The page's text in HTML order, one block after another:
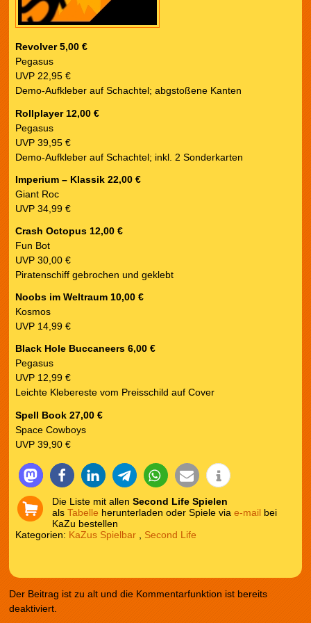
Revolver 5,00 €
Pegasus
UVP 22,95 €
Demo-Aufkleber auf Schachtel; abgstoßene Kanten
Rollplayer 12,00 €
Pegasus
UVP 39,95 €
Demo-Aufkleber auf Schachtel; inkl. 2 Sonderkarten
Imperium – Klassik 22,00 €
Giant Roc
UVP 34,99 €
Crash Octopus 12,00 €
Fun Bot
UVP 30,00 €
Piratenschiff gebrochen und geklebt
Noobs im Weltraum 10,00 €
Kosmos
UVP 14,99 €
Black Hole Buccaneers 6,00 €
Pegasus
UVP 12,99 €
Leichte Klebereste vom Preisschild auf Cover
Spell Book 27,00 €
Space Cowboys
UVP 39,90 €
Die Liste mit allen Second Life Spielen
als Tabelle herunterladen oder Spiele via e-mail bei
KaZu bestellen
Kategorien: KaZus Spielbar, Second Life
Der Beitrag ist zu alt und die Kommentarfunktion ist bereits
deaktiviert.